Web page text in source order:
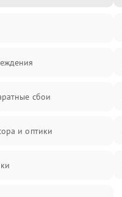
сбои
и оптики